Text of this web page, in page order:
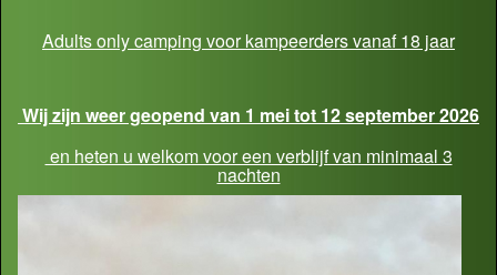
Adults only camping voor kampeerders vanaf 18 jaar
Wij zijn weer geopend van 1 mei tot 12 september 2026
en heten u welkom voor een verblijf van minimaal 3
nachten